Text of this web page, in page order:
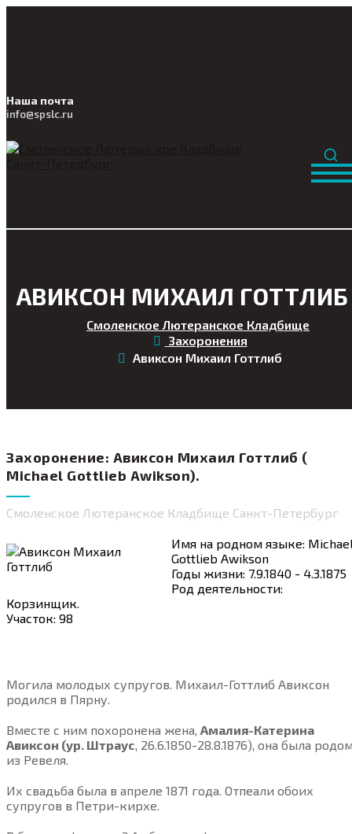
Наша почта
info@spslc.ru
АВИКСОН МИХАИЛ ГОТТЛИБ
Смоленское Лютеранское Кладбище
Захоронения
Авиксон Михаил Готтлиб
Захоронение: Авиксон Михаил Готтлиб (
Michael Gottlieb Awikson).
Смоленское Лютеранское Кладбище Санкт-Петербург
Имя на родном языке:
Gottlieb Awikson
Годы жизни: 7.9.1840 - 4.3.1875
Род деятельности:
Корзинщик.
Участок: 98
Могила молодых супругов. Михаил-Готтлиб Авиксон
родился в Пярну.
Вместе с ним похоронена жена, Амалия-Катерина
Авиксон (ур. Штраус, 26.6.1850-28.8.1876), она была
из Ревеля.
Их свадьба была в апреле 1871 года. Отпеали обоих
супругов в Петри-кирхе.